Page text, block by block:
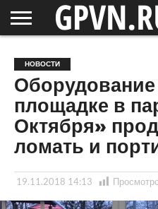
ОБЛАСТЬ
НОВОСТИ
СОСЕДЕЙ
РОССИЯ
/ МИР
СПЕЦПРОЕКТЫ
БЛОГ
СТАТЬИ
ФОТОРЕПОРТАЖИ
ИНТЕРВЬЮ
ОБЪЕКТЫ
ПОДБОРКИ
НОВОСТИ
Оборудование
площадке в
Октября»
ломать и
19.11.2018 14:13